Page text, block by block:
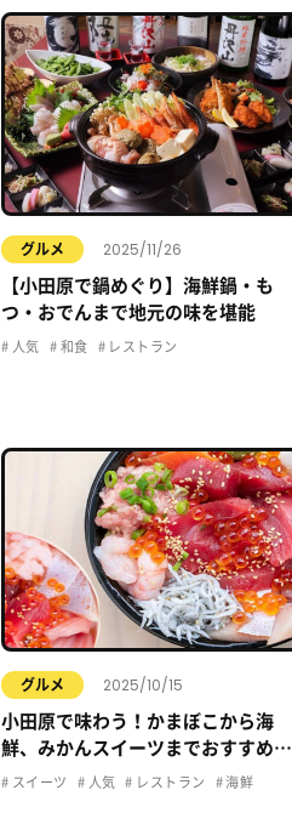
グルメ 2025/11/26
【小田原で鍋めぐり】海鮮鍋・も
つ・おでんまで地元の味を堪能
人気 和食 レストラン
グルメ 2025/10/15
小田原で味わう！かまぼこから海
鮮、みかんスイーツまでおすすめグ
ルメ5選
スイーツ 人気 レストラン 海鮮